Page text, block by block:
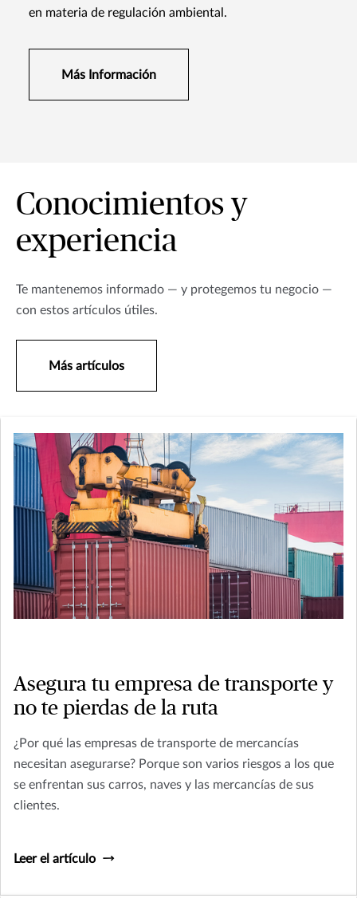
en materia de regulación ambiental.
Más Información
Conocimientos y
experiencia
Te mantenemos informado — y protegemos tu negocio —
con estos artículos útiles.
Más artículos
Asegura tu empresa de transporte y
no te pierdas de la ruta
¿Por qué las empresas de transporte de mercancías
necesitan asegurarse? Porque son varios riesgos a los que
se enfrentan sus carros, naves y las mercancías de sus
clientes.
Leer el artículo